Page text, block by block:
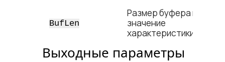
BufLen
Размер буфера под
значение
характеристики
Выходные параметры